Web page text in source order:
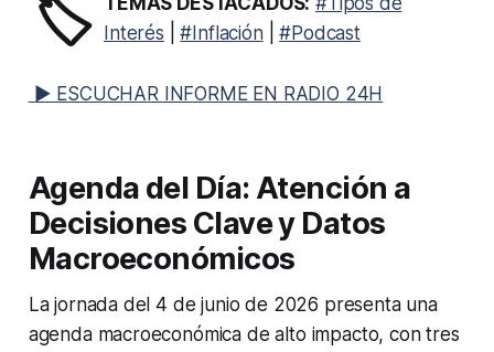
🏷️
Interés |#Inflación|#Podcast
▶ ESCUCHAR INFORME EN RADIO 24H
Agenda del Día: Atención a
Decisiones Clave y Datos
Macroeconómicos
La jornada del 4 de junio de 2026 presenta una
agenda macroeconómica de alto impacto, con tres